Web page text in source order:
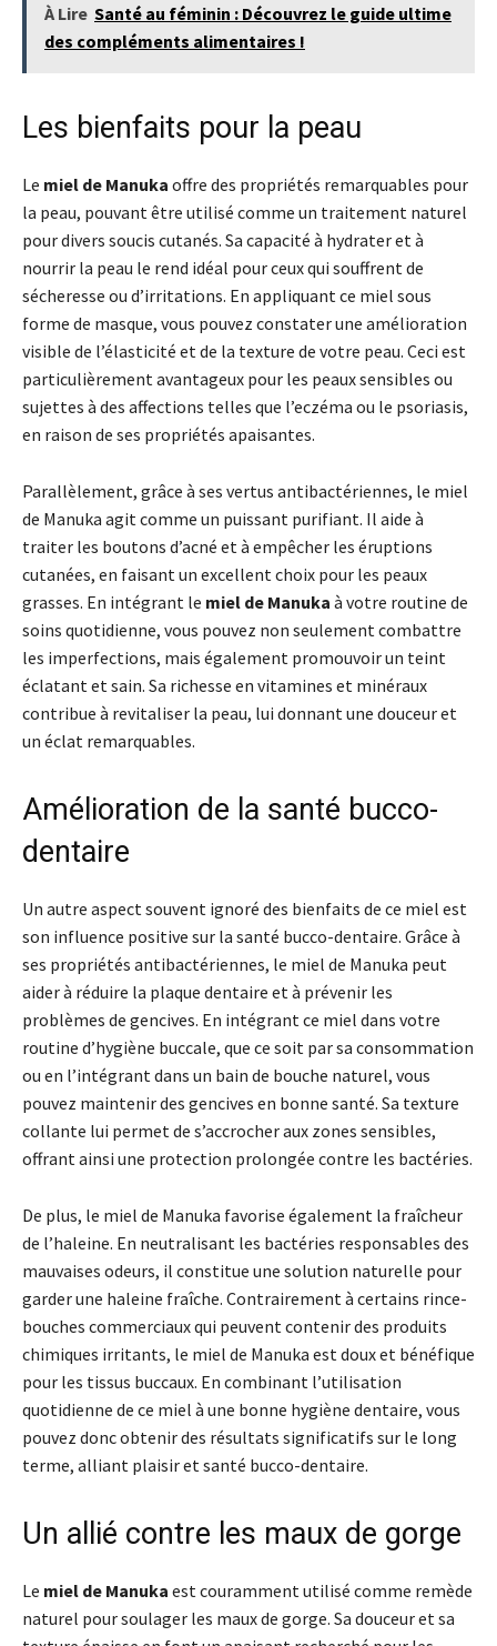
À Lire Santé au féminin : Découvrez le guide ultime
des compléments alimentaires !
Les bienfaits pour la peau
Le miel de Manuka offre des propriétés remarquables pour
la peau, pouvant être utilisé comme un traitement naturel
pour divers soucis cutanés. Sa capacité à hydrater et à
nourrir la peau le rend idéal pour ceux qui souffrent de
sécheresse ou d’irritations. En appliquant ce miel sous
forme de masque, vous pouvez constater une amélioration
visible de l’élasticité et de la texture de votre peau. Ceci est
particulièrement avantageux pour les peaux sensibles ou
sujettes à des affections telles que l’eczéma ou le psoriasis,
en raison de ses propriétés apaisantes.
Parallèlement, grâce à ses vertus antibactériennes, le miel
de Manuka agit comme un puissant purifiant. Il aide à
traiter les boutons d’acné et à empêcher les éruptions
cutanées, en faisant un excellent choix pour les peaux
grasses. En intégrant le miel de Manuka à votre routine de
soins quotidienne, vous pouvez non seulement combattre
les imperfections, mais également promouvoir un teint
éclatant et sain. Sa richesse en vitamines et minéraux
contribue à revitaliser la peau, lui donnant une douceur et
un éclat remarquables.
Amélioration de la santé bucco-
dentaire
Un autre aspect souvent ignoré des bienfaits de ce miel est
son influence positive sur la santé bucco-dentaire. Grâce à
ses propriétés antibactériennes, le miel de Manuka peut
aider à réduire la plaque dentaire et à prévenir les
problèmes de gencives. En intégrant ce miel dans votre
routine d’hygiène buccale, que ce soit par sa consommation
ou en l’intégrant dans un bain de bouche naturel, vous
pouvez maintenir des gencives en bonne santé. Sa texture
collante lui permet de s’accrocher aux zones sensibles,
offrant ainsi une protection prolongée contre les bactéries.
De plus, le miel de Manuka favorise également la fraîcheur
de l’haleine. En neutralisant les bactéries responsables des
mauvaises odeurs, il constitue une solution naturelle pour
garder une haleine fraîche. Contrairement à certains rince-
bouches commerciaux qui peuvent contenir des produits
chimiques irritants, le miel de Manuka est doux et bénéfique
pour les tissus buccaux. En combinant l’utilisation
quotidienne de ce miel à une bonne hygiène dentaire, vous
pouvez donc obtenir des résultats significatifs sur le long
terme, alliant plaisir et santé bucco-dentaire.
Un allié contre les maux de gorge
Le miel de Manuka est couramment utilisé comme remède
naturel pour soulager les maux de gorge. Sa douceur et sa